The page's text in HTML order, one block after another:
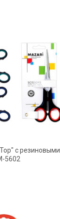
с резиновыми
5602